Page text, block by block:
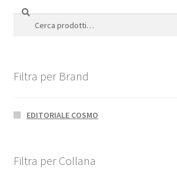
Cerca:
Cerca
Filtra per Brand
EDITORIALE COSMO
Filtra per Collana